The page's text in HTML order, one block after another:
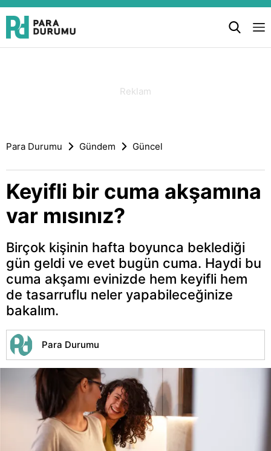
Para Durumu Gündem Güncel
Keyifli bir cuma akşamına
var mısınız?
Birçok kişinin hafta boyunca beklediği
gün geldi ve evet bugün cuma. Haydi bu
cuma akşamı evinizde hem keyifli hem
de tasarruflu neler yapabileceğinize
bakalım.
Para Durumu